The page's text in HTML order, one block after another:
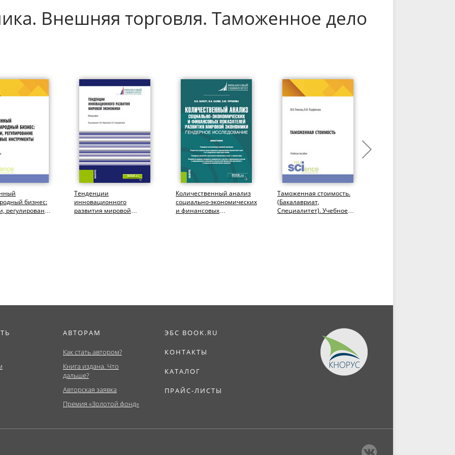
Внешняя торговля. Таможенное дело
бизнес:
регулирование
Тенденции
инновационного
развития мировой
Количественный анализ
социально-экономических
и финансовых
Таможенная стоимость.
(Бакалавриат,
Специалитет). Учебное
АВТОРАМ
Как стать автором?
Книга издана. Что
дальше?
Авторская заявка
Премия «Золотой фонд»
ЭБС BOOK.RU
КОНТАКТЫ
КАТАЛОГ
ПРАЙС-ЛИСТЫ